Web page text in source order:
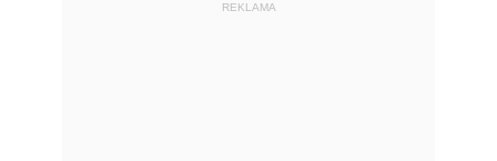
REKLAMA